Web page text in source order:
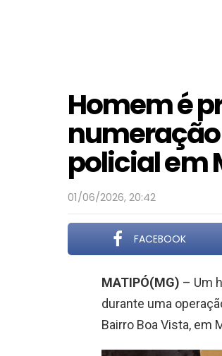
Homem é
policial em
01/06/2026, 20:42
FACEBOOK
MATIPÓ(MG) – Um
durante uma
Bairro Boa Vista, em